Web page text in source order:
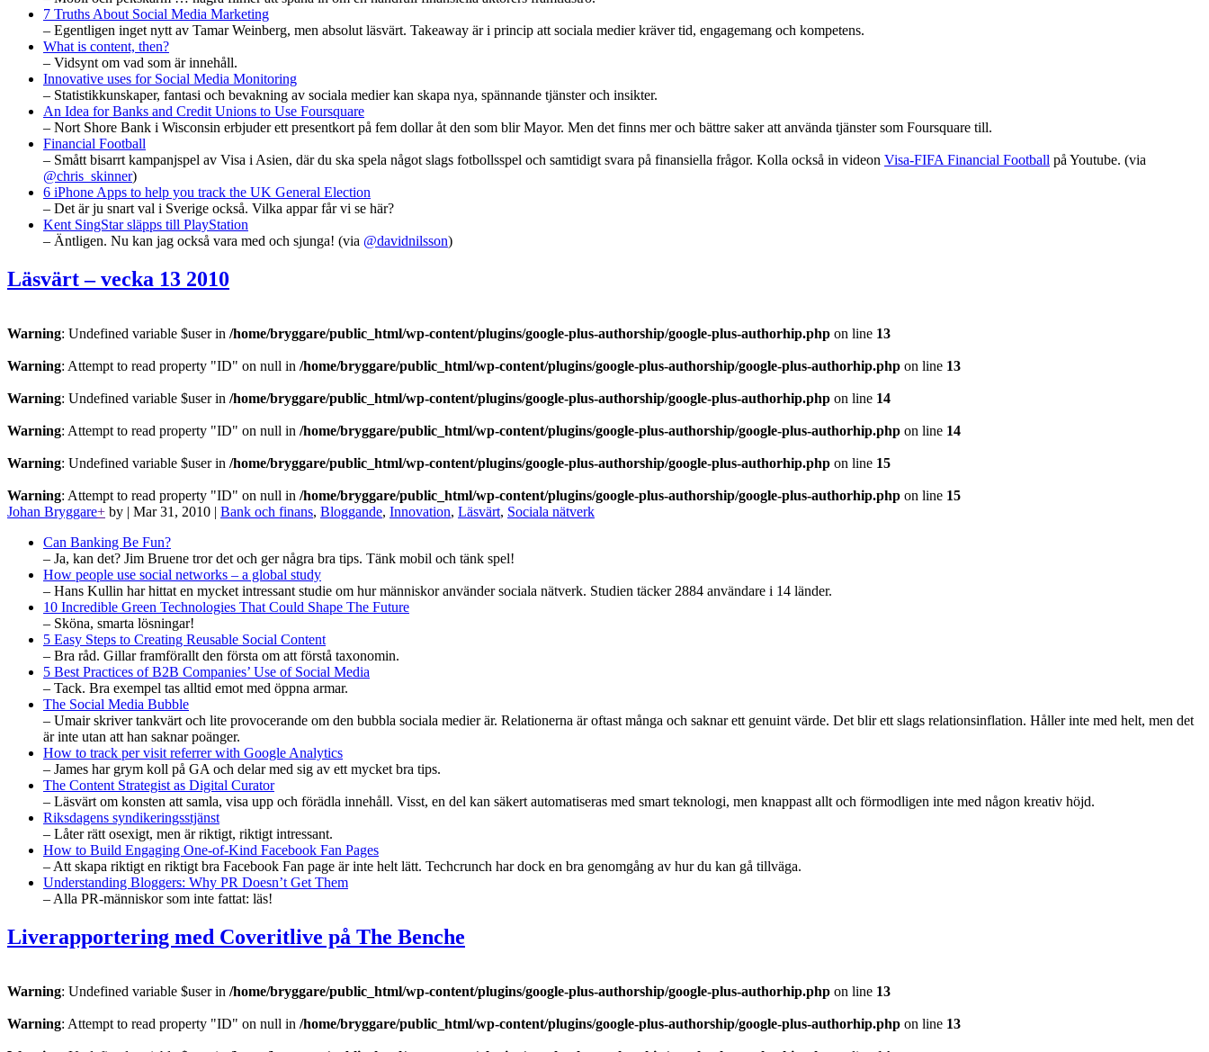
7 Truths About Social Media Marketing
– Egentligen inget nytt av Tamar Weinberg, men absolut läsvärt. Takeaway är i princip att sociala medier kräver tid, engagemang och kompetens.
What is content, then?
– Vidsynt om vad som är innehåll.
Innovative uses for Social Media Monitoring
– Statistikkunskaper, fantasi och bevakning av sociala medier kan skapa nya, spännande tjänster och insikter.
An Idea for Banks and Credit Unions to Use Foursquare
– Nort Shore Bank i Wisconsin erbjuder ett presentkort på fem dollar åt den som blir Mayor. Men det finns mer och bättre saker att använda tjänster som Foursquare till.
Financial Football
– Smått bisarrt kampanjspel av Visa i Asien, där du ska spela något slags fotbollsspel och samtidigt svara på finansiella frågor. Kolla också in videon Visa-FIFA Financial Football på Youtube. (via
@chris_skinner)
6 iPhone Apps to help you track the UK General Election
– Det är ju snart val i Sverige också. Vilka appar får vi se här?
Kent SingStar släpps till PlayStation
– Äntligen. Nu kan jag också vara med och sjunga! (via @davidnilsson)
Läsvärt – vecka 13 2010
Warning: Undefined variable $user in /home/bryggare/public_html/wp-content/plugins/google-plus-authorship/google-plus-authorhip.php on line 13
Warning: Attempt to read property "ID" on null in /home/bryggare/public_html/wp-content/plugins/google-plus-authorship/google-plus-authorhip.php on line 13
Warning: Undefined variable $user in /home/bryggare/public_html/wp-content/plugins/google-plus-authorship/google-plus-authorhip.php on line 14
Warning: Attempt to read property "ID" on null in /home/bryggare/public_html/wp-content/plugins/google-plus-authorship/google-plus-authorhip.php on line 14
Warning: Undefined variable $user in /home/bryggare/public_html/wp-content/plugins/google-plus-authorship/google-plus-authorhip.php on line 15
Warning: Attempt to read property "ID" on null in /home/bryggare/public_html/wp-content/plugins/google-plus-authorship/google-plus-authorhip.php on line 15
Johan Bryggare+ by | Mar 31, 2010 | Bank och finans, Bloggande, Innovation, Läsvärt, Sociala nätverk
Can Banking Be Fun?
– Ja, kan det? Jim Bruene tror det och ger några bra tips. Tänk mobil och tänk spel!
How people use social networks – a global study
– Hans Kullin har hittat en mycket intressant studie om hur människor använder sociala nätverk. Studien täcker 2884 användare i 14 länder.
10 Incredible Green Technologies That Could Shape The Future
– Sköna, smarta lösningar!
5 Easy Steps to Creating Reusable Social Content
– Bra råd. Gillar framförallt den första om att förstå taxonomin.
5 Best Practices of B2B Companies’ Use of Social Media
– Tack. Bra exempel tas alltid emot med öppna armar.
The Social Media Bubble
– Umair skriver tankvärt och lite provocerande om den bubbla sociala medier är. Relationerna är oftast många och saknar ett genuint värde. Det blir ett slags relationsinflation. Håller inte med helt, men det
är inte utan att han saknar poänger.
How to track per visit referrer with Google Analytics
– James har grym koll på GA och delar med sig av ett mycket bra tips.
The Content Strategist as Digital Curator
– Läsvärt om konsten att samla, visa upp och förädla innehåll. Visst, en del kan säkert automatiseras med smart teknologi, men knappast allt och förmodligen inte med någon kreativ höjd.
Riksdagens syndikeringsstjänst
– Låter rätt osexigt, men är riktigt, riktigt intressant.
How to Build Engaging One-of-Kind Facebook Fan Pages
– Att skapa riktigt en riktigt bra Facebook Fan page är inte helt lätt. Techcrunch har dock en bra genomgång av hur du kan gå tillväga.
Understanding Bloggers: Why PR Doesn’t Get Them
– Alla PR-människor som inte fattat: läs!
Liverapportering med Coveritlive på The Benche
Warning: Undefined variable $user in /home/bryggare/public_html/wp-content/plugins/google-plus-authorship/google-plus-authorhip.php on line 13
Warning: Attempt to read property "ID" on null in /home/bryggare/public_html/wp-content/plugins/google-plus-authorship/google-plus-authorhip.php on line 13